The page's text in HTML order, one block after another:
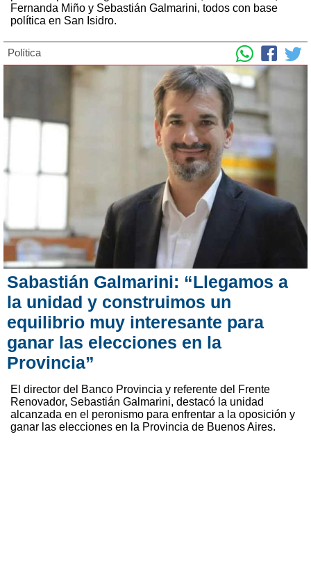
Fernanda Miño y Sebastián Galmarini, todos con base
política en San Isidro.
Política
Sabastián Galmarini: “Llegamos a
la unidad y construimos un
equilibrio muy interesante para
ganar las elecciones en la
Provincia”
El director del Banco Provincia y referente del Frente
Renovador, Sebastián Galmarini, destacó la unidad
alcanzada en el peronismo para enfrentar a la oposición y
ganar las elecciones en la Provincia de Buenos Aires.